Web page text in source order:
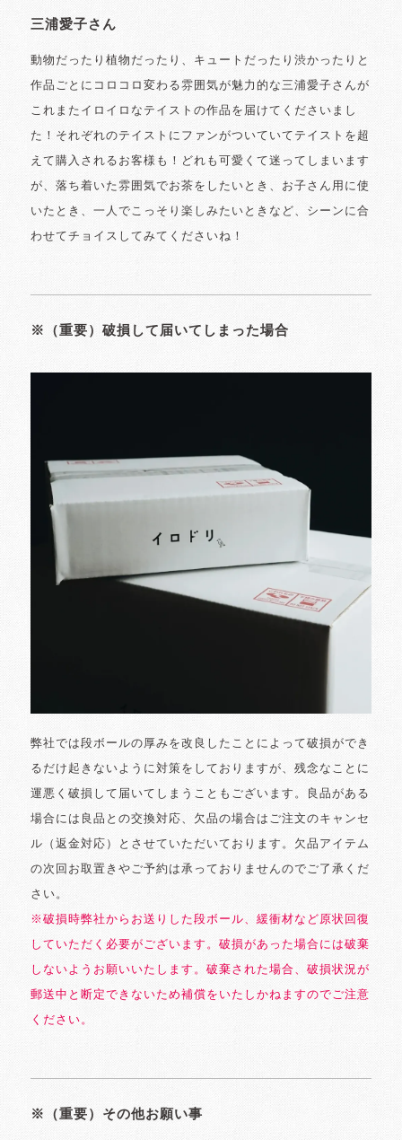
三浦愛子さん
動物だったり植物だったり、キュートだったり渋かったりと
作品ごとにコロコロ変わる雰囲気が魅力的な三浦愛子さんが
これまたイロイロなテイストの作品を届けてくださいまし
た！それぞれのテイストにファンがついていてテイストを超
えて購入されるお客様も！どれも可愛くて迷ってしまいます
が、落ち着いた雰囲気でお茶をしたいとき、お子さん用に使
いたとき、一人でこっそり楽しみたいときなど、シーンに合
わせてチョイスしてみてくださいね！
※（重要）破損して届いてしまった場合
弊社では段ボールの厚みを改良したことによって破損ができ
るだけ起きないように対策をしておりますが、残念なことに
運悪く破損して届いてしまうこともございます。良品がある
場合には良品との交換対応、欠品の場合はご注文のキャンセ
ル（返金対応）とさせていただいております。欠品アイテム
の次回お取置きやご予約は承っておりませんのでご了承くだ
さい。
※破損時弊社からお送りした段ボール、緩衝材など原状回復
していただく必要がございます。破損があった場合には破棄
しないようお願いいたします。破棄された場合、破損状況が
郵送中と断定できないため補償をいたしかねますのでご注意
ください。
※（重要）その他お願い事